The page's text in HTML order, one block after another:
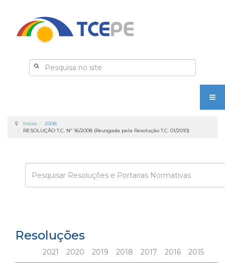
Início
2008
RESOLUÇÃO T.C. Nº 16/2008 (Revogada pela Resolução T.C. 01/2010)
Resoluções
2021 2020 2019 2018 2017 2016
2015